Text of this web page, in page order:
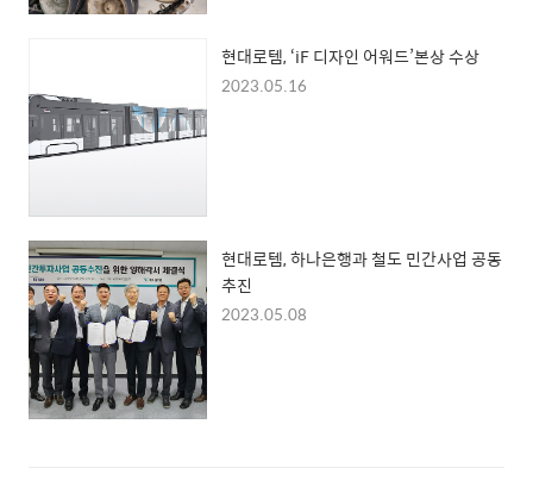
현대로템, ‘iF 디자인 어워드’본상 수상
2023.05.16
현대로템, 하나은행과 철도 민간사업 공동
추진
2023.05.08